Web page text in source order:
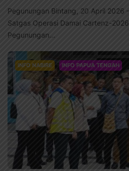
Pegunungan Bintang, 20 April 2026
Satgas Operasi Damai Cartenz-
Pegunungan...
INFO NABIRE INFO PAPUA TENGAH